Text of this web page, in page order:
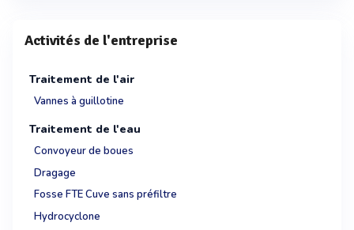
Activités de l'entreprise
Traitement de l'air
Vannes à guillotine
Traitement de l'eau
Convoyeur de boues
Dragage
Fosse FTE Cuve sans préfiltre
Hydrocyclone